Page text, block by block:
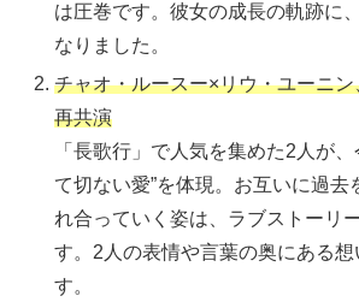
は圧巻です。彼女の成長の軌跡に
なりました。
チャオ・ルースー×リウ・ユーニ
再共演
「長歌行」で人気を集めた2人が、
て切ない愛”を体現。お互いに過去
れ合っていく姿は、ラブストーリ
す。2人の表情や言葉の奥にある想
す。